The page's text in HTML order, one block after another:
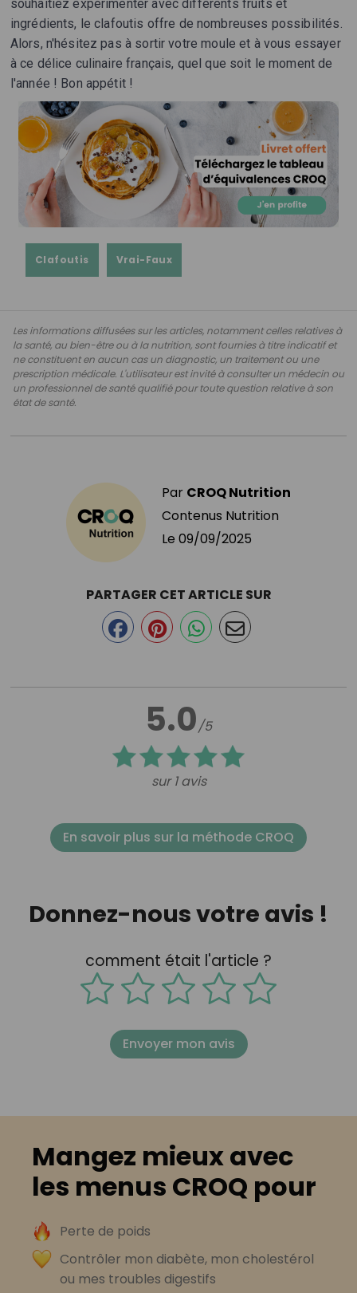
souhaitiez expérimenter avec différents fruits et
ingrédients, le clafoutis offre de nombreuses possibilités.
Alors, n'hésitez pas à sortir votre moule et à vous essayer
à ce délice culinaire français, quel que soit le moment de
l'année ! Bon appétit !
Clafoutis Vrai-Faux
Les informations diffusées sur les articles, notamment celles relatives à
la santé, au bien-être ou à la nutrition, sont fournies à titre indicatif et
ne constituent en aucun cas un diagnostic, un traitement ou une
prescription médicale. L'utilisateur est invité à consulter un médecin ou
un professionnel de santé qualifié pour toute question relative à son
état de santé.
Par CROQ Nutrition
Contenus Nutrition
Le 09/09/2025
5.0/5
sur 1 avis
PARTAGER CET ARTICLE SUR
En savoir plus sur la méthode CROQ
Donnez-nous votre avis !
comment était l'article ?
Envoyer mon avis
Mangez mieux avec
les menus CROQ pour
Perte de poids
Contrôler mon diabète, mon cholestérol
ou mes troubles digestifs